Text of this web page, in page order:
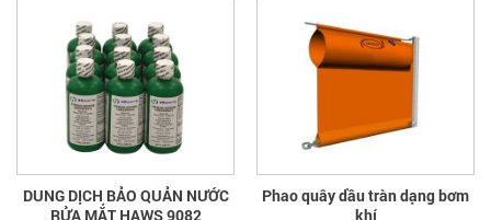
DUNG DỊCH BẢO QUẢN NƯỚC
RỬA MẮT HAWS 9082
Phao quây dầu tràn dạng bơm
khí